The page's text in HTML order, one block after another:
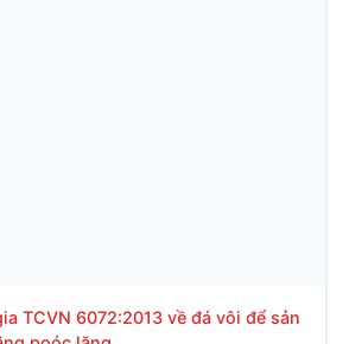
TCVN 6072:2013 về đá vôi để sản